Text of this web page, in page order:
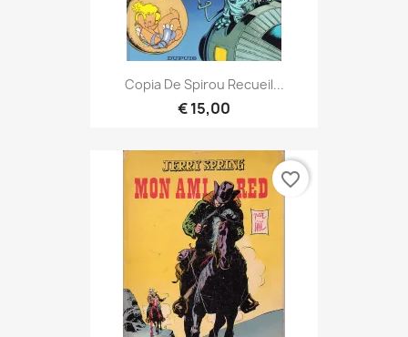
Copia De Spirou Recueil...
€ 15,00
favorite_border